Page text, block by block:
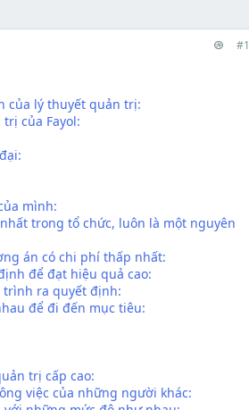
#1
của lý thuyết quản trị:
của Fayol:
mình:
trong tổ chức, luôn là một nguyên
án có chi phí thấp nhất:
để đạt hiệu quả cao:
trình ra quyết định:
để đi đến mục tiêu:
trị cấp cao:
việc của những người khác: